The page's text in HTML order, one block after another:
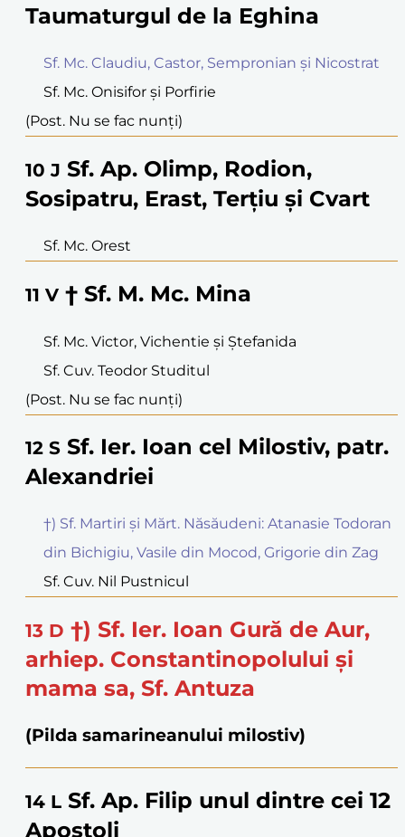
Taumaturgul de la Eghina
Sf. Mc. Claudiu, Castor, Sempronian și Nicostrat
Sf. Mc. Onisifor și Porfirie
(Post. Nu se fac nunți)
10 J Sf. Ap. Olimp, Rodion,
Sosipatru, Erast, Terțiu și Cvart
Sf. Mc. Orest
11 V † Sf. M. Mc. Mina
Sf. Mc. Victor, Vichentie și Ștefanida
Sf. Cuv. Teodor Studitul
(Post. Nu se fac nunți)
12 S Sf. Ier. Ioan cel Milostiv, patr.
Alexandriei
†) Sf. Martiri și Mărt. Năsăudeni: Atanasie Todoran
din Bichigiu, Vasile din Mocod, Grigorie din Zag
Sf. Cuv. Nil Pustnicul
13 D †) Sf. Ier. Ioan Gură de Aur,
arhiep. Constantinopolului și
mama sa, Sf. Antuza
(Pilda samarineanului milostiv)
14 L Sf. Ap. Filip unul dintre cei 12
Apostoli